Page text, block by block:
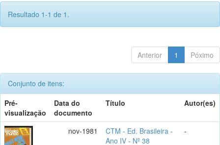
Resultado 1-1 de 1.
Anterior 1 Póximo
Conjunto de itens:
Pré-
visualização
Data do
documento
Título Autor(es)
nov-1981
CTM - Ed. Brasileira -
Ano IV - Nº 38
-